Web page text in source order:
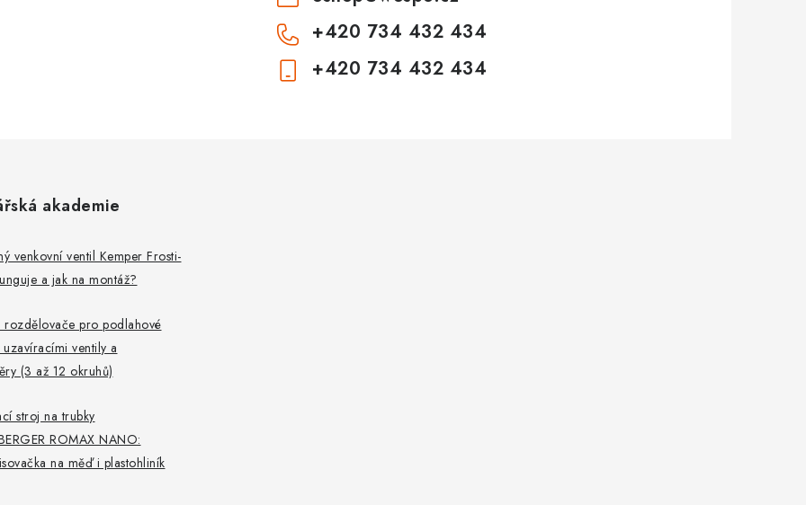
+420 734 432 434
+420 734 432 434
akademie
venkovní ventil Kemper Frosti-
a jak na montáž?
rozdělovače pro podlahové
uzavíracími ventily a
(3 až 12 okruhů)
stroj na trubky
ROMAX NANO:
na měď i plastohliník